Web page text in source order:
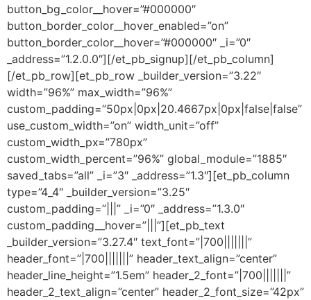
button_bg_color__hover=”#000000″
button_border_color__hover_enabled=”on”
button_border_color__hover=”#000000″ _i=”0″
_address=”1.2.0.0″][/et_pb_signup][/et_pb_column]
[/et_pb_row][et_pb_row _builder_version=”3.22″
width=”96%” max_width=”96%”
custom_padding=”50px|0px|20.4667px|0px|false|false”
use_custom_width=”on” width_unit=”off”
custom_width_px=”780px”
custom_width_percent=”96%” global_module=”1885″
saved_tabs=”all” _i=”3″ _address=”1.3″][et_pb_column
type=”4_4″ _builder_version=”3.25″
custom_padding=”|||” _i=”0″ _address=”1.3.0″
custom_padding__hover=”|||”][et_pb_text
_builder_version=”3.27.4″ text_font=”|700|||||||”
header_font=”|700|||||||” header_text_align=”center”
header_line_height=”1.5em” header_2_font=”|700|||||||”
header_2_text_align=”center” header_2_font_size=”42px”